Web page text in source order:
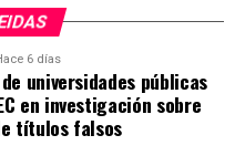
6 días
universidades públicas
en investigación sobre
títulos falsos